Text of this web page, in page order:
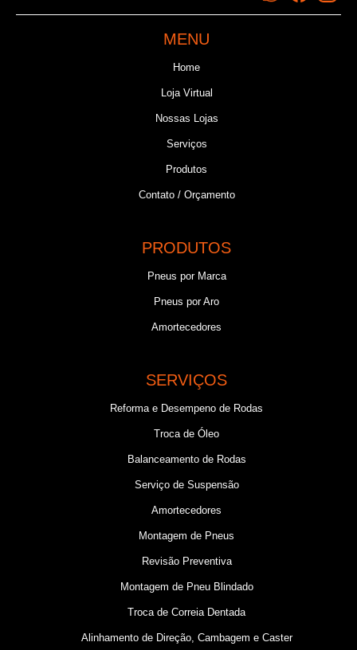
MENU
Home
Loja Virtual
Nossas Lojas
Serviços
Produtos
Contato / Orçamento
PRODUTOS
Pneus por Marca
Pneus por Aro
Amortecedores
SERVIÇOS
Reforma e Desempeno de Rodas
Troca de Óleo
Balanceamento de Rodas
Serviço de Suspensão
Amortecedores
Montagem de Pneus
Revisão Preventiva
Montagem de Pneu Blindado
Troca de Correia Dentada
Alinhamento de Direção, Cambagem e Caster